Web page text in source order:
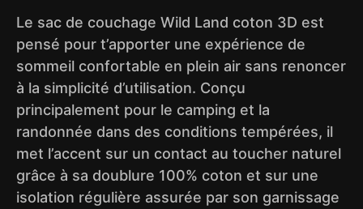
Le sac de couchage Wild Land coton 3D est
pensé pour t’apporter une expérience de
sommeil confortable en plein air sans renoncer
à la simplicité d’utilisation. Conçu
principalement pour le camping et la
randonnée dans des conditions tempérées, il
met l’accent sur un contact au toucher naturel
grâce à sa doublure 100% coton et sur une
isolation régulière assurée par son garnissage